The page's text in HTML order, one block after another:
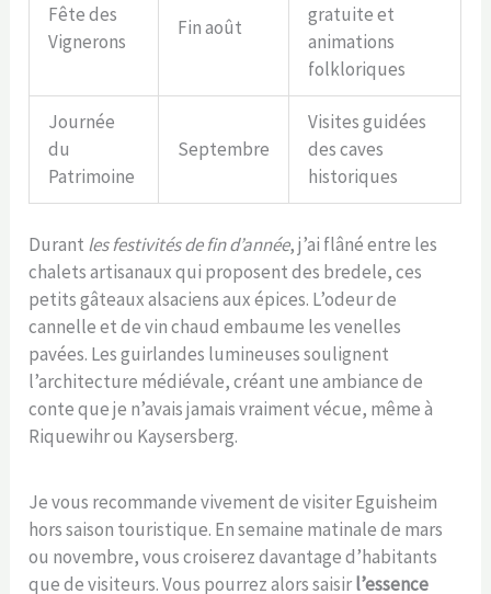
Fête des
Vignerons
Fin août
gratuite et
animations
folkloriques
Journée
du
Patrimoine
Septembre
Visites guidées
des caves
historiques
Durant les festivités de fin d’année, j’ai flâné entre les
chalets artisanaux qui proposent des bredele, ces
petits gâteaux alsaciens aux épices. L’odeur de
cannelle et de vin chaud embaume les venelles
pavées. Les guirlandes lumineuses soulignent
l’architecture médiévale, créant une ambiance de
conte que je n’avais jamais vraiment vécue, même à
Riquewihr ou Kaysersberg.
Je vous recommande vivement de visiter Eguisheim
hors saison touristique. En semaine matinale de mars
ou novembre, vous croiserez davantage d’habitants
que de visiteurs. Vous pourrez alors saisirl’essence